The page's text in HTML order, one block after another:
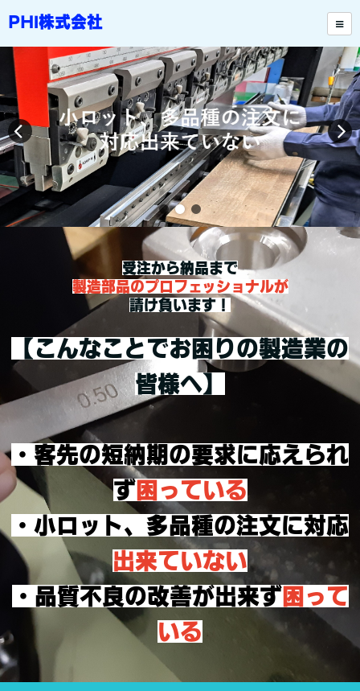
PHI株式会社
受注から納品まで
製造部品のプロフェッショナルが
請け負います！
【こんなことでお困りの製造業の
皆様へ】
・客先の短納期の要求に応えられ
ず 困っている
・小ロット、多品種の注文に対応
出来ていない
・品質不良の改善が出来ず 困って
いる